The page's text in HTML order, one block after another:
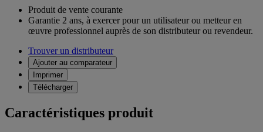
Produit de vente courante
Garantie 2 ans, à exercer pour un utilisateur ou metteur en
œuvre professionnel auprès de son distributeur ou revendeur.
Trouver un distributeur
Ajouter au comparateur
Imprimer
Télécharger
Caractéristiques produit